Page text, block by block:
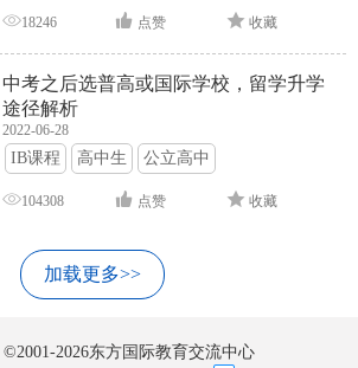
18246 点赞 收藏
中考之后选普高或国际学校，留学升学
途径解析
2022-06-28
IB课程 高中生 公立高中
104308 点赞 收藏
加载更多>>
©2001-2026东方国际教育交流中心